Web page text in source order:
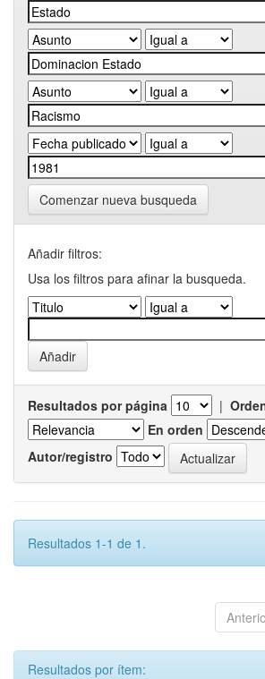
Comenzar nueva busqueda
Añadir filtros:
Usa los filtros para afinar la busqueda.
Resultados por página |
En orden
Autor/registro
Resultados 1-1 de 1.
Resultados por ítem: